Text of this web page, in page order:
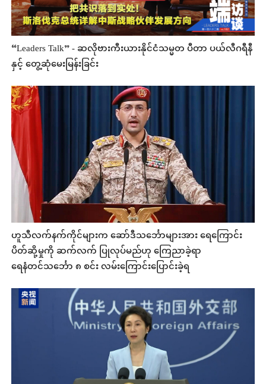
“Leaders Talk” - ဆလိုဗားကီးယားနိုင်ငံသမ္မတ ပီတာ ပယ်လီဂရီနီ
နှင့် တွေ့ဆုံမေးမြန်းခြင်း
ဟူသီလက်နက်ကိုင်များက ဆော်ဒီသင်္ဘောများအား ရေကြောင်း
ပိတ်ဆို့မှုကို ဆက်လက် ပြုလုပ်မည်ဟု ကြေညာခဲ့ရာ
ရေနံတင်သင်္ဘော ၈ စင်း လမ်းကြောင်းပြောင်းခဲ့ရ